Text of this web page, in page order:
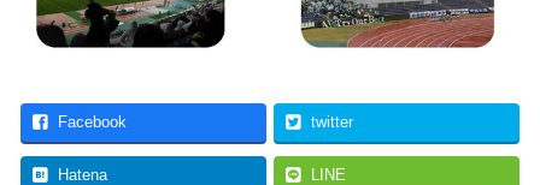
Facebook twitter
Hatena LINE